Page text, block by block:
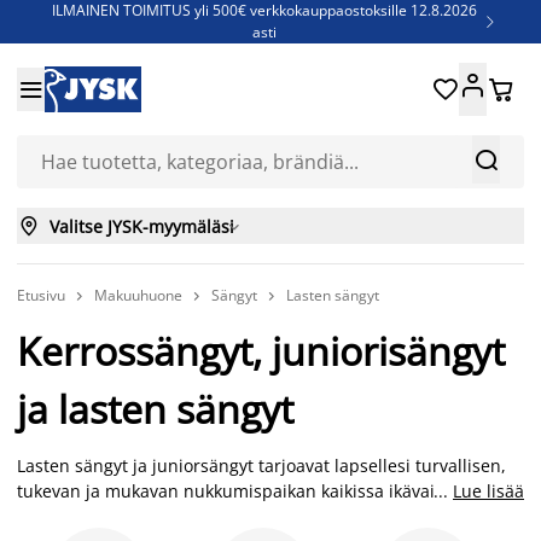
ILMAINEN TOIMITUS yli 500€ verkkokauppaostoksille 12.8.2026
asti

Jenkkisänkyjä - Säästä jopa 60%


 
 Valitse JYSK-myymäläsi
Etusivu  Makuuhuone  Sängyt  Lasten sängyt
Kerrossängyt, juniorisängyt
ja lasten sängyt
Lasten sängyt ja juniorsängyt tarjoavat lapsellesi turvallisen,
tukevan ja mukavan nukkumispaikan kaikissa ikävaiheissa.
... Lue lisää